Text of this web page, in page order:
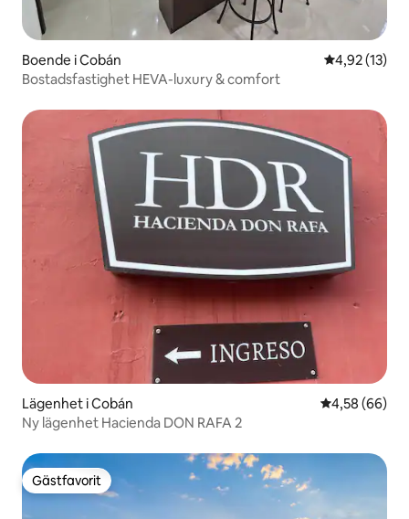
Boende i Cobán 4,92 av 5 i
4,92 (13)
Bostadsfastighet HEVA-luxury & comfort
Lägenhet i Cobán 4,58 av 5 i
4,58 (66)
Ny lägenhet Hacienda DON RAFA 2
Gästfavorit
Gästfavorit